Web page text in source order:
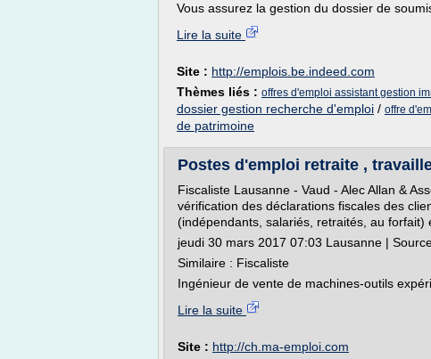
Vous assurez la gestion du dossier de
Lire la suite
Site : http://emplois.be.indeed.com
Thèmes liés : offres d'emploi assistant gestion
dossier gestion recherche d'emploi / offre
de patrimoine
Postes d'emploi retraite ,
Fiscaliste Lausanne - Vaud - Alec Allan &
vérification des déclarations fiscales des
(indépendants, salariés, retraités, au forfait)
jeudi 30 mars 2017 07:03 Lausanne |
Similaire : Fiscaliste
Ingénieur de vente de machines-outils
Lire la suite
Site : http://ch.ma-emploi.com